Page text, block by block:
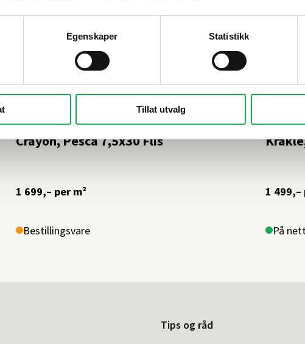
Egenskaper Statistikk
Tillat utvalg
Crayon, Pesca 7,5x30 Flis
TONALITE +11 farger
1 699,– per m²
Bestillingsvare
1 499,–
På
Tips og råd